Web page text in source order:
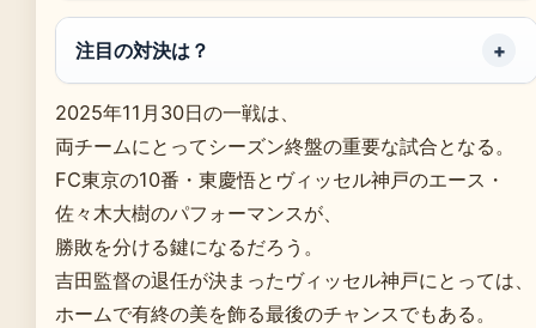
注目の対決は？
2025年11月30日の一戦は、
両チームにとってシーズン終盤の重要な試合となる。
FC東京の10番・東慶悟とヴィッセル神戸のエース・
佐々木大樹のパフォーマンスが、
勝敗を分ける鍵になるだろう。
吉田監督の退任が決まったヴィッセル神戸にとっては、
ホームで有終の美を飾る最後のチャンスでもある。